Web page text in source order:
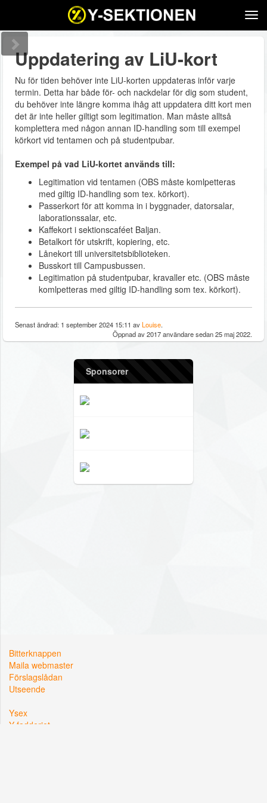
Uppdatering av LiU-kort
Nu för tiden behöver inte LiU-korten uppdateras inför varje
termin. Detta har både för- och nackdelar för dig som student,
du behöver inte längre komma ihåg att uppdatera ditt kort men
det är inte heller giltigt som legitimation. Man måste alltså
komplettera med någon annan ID-handling som till exempel
körkort vid tentamen och på studentpubar.
Exempel på vad LiU-kortet används till:
Legitimation vid tentamen (OBS måste komlpetteras
med giltig ID-handling som tex. körkort).
Passerkort för att komma in i byggnader, datorsalar,
laborationssalar, etc.
Kaffekort i sektionscaféet Baljan.
Betalkort för utskrift, kopiering, etc.
Lånekort till universitetsbiblioteken.
Busskort till Campusbussen.
Legitimation på studentpubar, kravaller etc. (OBS måste
komlpetteras med giltig ID-handling som tex. körkort).
Senast ändrad: 1 september 2024 15:11 avLouise.
Öppnad av 2017 användare sedan 25 maj 2022.
Sponsorer
Bitterknappen
Maila webmaster
Förslagslådan
Utseende
Ysex
Y-fadderiet